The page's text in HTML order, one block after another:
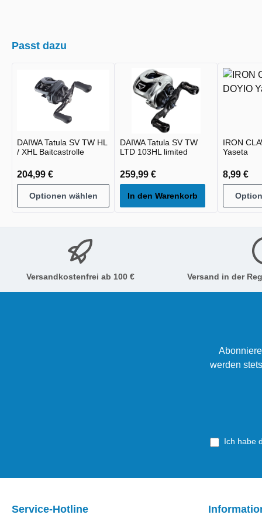
Passt dazu
DAIWA Tatula SV TW HL
/ XHL Baitcastrolle
204,99 €
Optionen wählen
DAIWA Tatula SV TW
LTD 103HL limited
259,99 €
In den Warenkorb
IRON
Yaseta
8,99 €
Versandkostenfrei ab 100 € Versand in der
werden
Ich habe
Service-Hotline